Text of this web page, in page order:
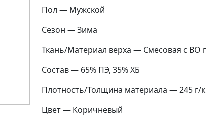
Пол — Мужской
Сезон — Зима
Ткань/Материал верха — Смесовая с ВО
Состав — 65% ПЭ, 35% ХБ
Плотность/Толщина материала — 245 г/
Цвет — Коричневый